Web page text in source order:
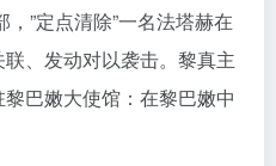
”定点清除”一名法塔赫在
、发动对以袭击。黎真主
巴嫩大使馆：在黎巴嫩中